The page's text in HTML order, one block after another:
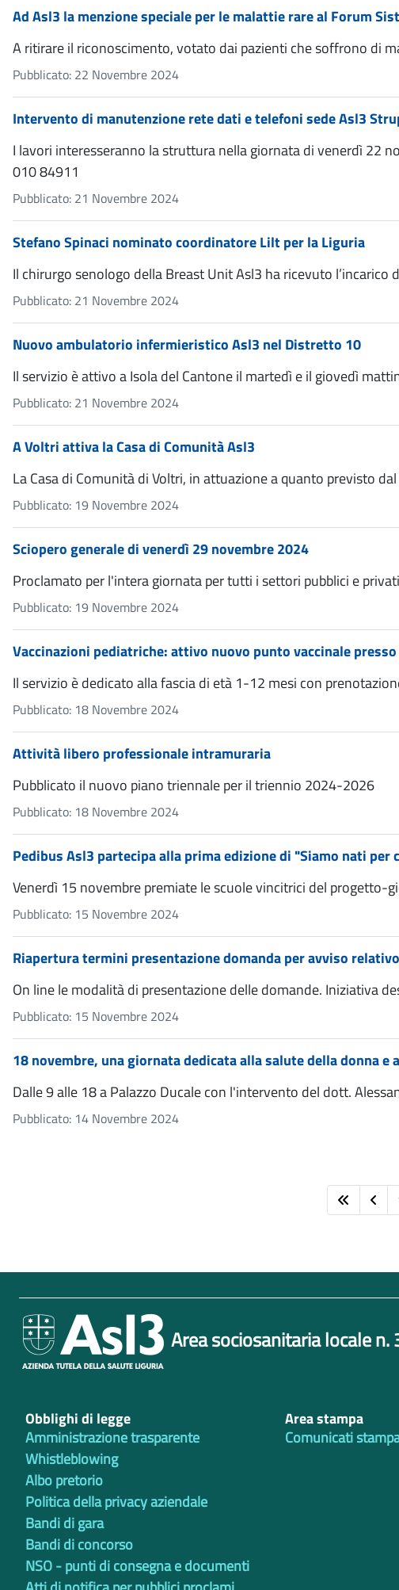
Ad Asl3 la menzione speciale per le malattie rare al Forum
A ritirare il riconoscimento, votato dai pazienti che soffrono di
Pubblicato: 22 Novembre 2024
Intervento di manutenzione rete dati e telefoni sede Asl3
I lavori interesseranno la struttura nella giornata di venerdì 22
010 84911
Pubblicato: 21 Novembre 2024
Stefano Spinaci nominato coordinatore Lilt per la Liguria
Il chirurgo senologo della Breast Unit Asl3 ha ricevuto l’incarico
Pubblicato: 21 Novembre 2024
Nuovo ambulatorio infermieristico Asl3 nel Distretto 10
Il servizio è attivo a Isola del Cantone il martedì e il giovedì
Pubblicato: 21 Novembre 2024
A Voltri attiva la Casa di Comunità Asl3
La Casa di Comunità di Voltri, in attuazione a quanto previsto
Pubblicato: 19 Novembre 2024
Sciopero generale di venerdì 29 novembre 2024
Proclamato per l'intera giornata per tutti i settori pubblici e privati
Pubblicato: 19 Novembre 2024
Vaccinazioni pediatriche: attivo nuovo punto vaccinale
Il servizio è dedicato alla fascia di età 1-12 mesi con
Pubblicato: 18 Novembre 2024
Attività libero professionale intramuraria
Pubblicato il nuovo piano triennale per il triennio 2024-2026
Pubblicato: 18 Novembre 2024
Pedibus Asl3 partecipa alla prima edizione di "Siamo nati per
Venerdì 15 novembre premiate le scuole vincitrici del
Pubblicato: 15 Novembre 2024
Riapertura termini presentazione domanda per avviso
On line le modalità di presentazione delle domande. Iniziativa
Pubblicato: 15 Novembre 2024
18 novembre, una giornata dedicata alla salute della donna e
Dalle 9 alle 18 a Palazzo Ducale con l'intervento del dott.
Pubblicato: 14 Novembre 2024
Area sociosanitaria locale n.
Obblighi di legge
Amministrazione trasparente
Whistleblowing
Albo pretorio
Politica della privacy aziendale
Bandi di gara
Bandi di concorso
NSO - punti di consegna e documenti
Area stampa
Comunicati